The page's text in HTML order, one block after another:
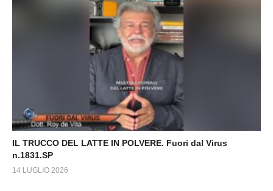
IL TRUCCO DEL LATTE IN POLVERE. Fuori dal Virus
n.1831.SP
14 LUGLIO 2026